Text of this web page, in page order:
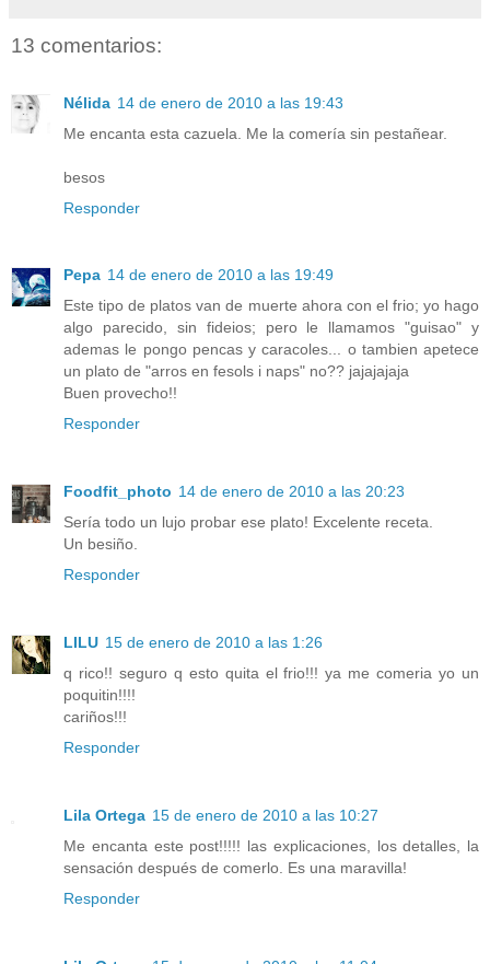
13 comentarios:
Nélida 14 de enero de 2010 a las 19:43
Me encanta esta cazuela. Me la comería sin pestañear.
besos
Responder
Pepa 14 de enero de 2010 a las 19:49
Este tipo de platos van de muerte ahora con el frio; yo hago
algo parecido, sin fideios; pero le llamamos "guisao" y
ademas le pongo pencas y caracoles... o tambien apetece
un plato de "arros en fesols i naps" no?? jajajajaja
Buen provecho!!
Responder
Foodfit_photo 14 de enero de 2010 a las 20:23
Sería todo un lujo probar ese plato! Excelente receta.
Un besiño.
Responder
LILU 15 de enero de 2010 a las 1:26
q rico!! seguro q esto quita el frio!!! ya me comeria yo un
poquitin!!!!
cariños!!!
Responder
Lila Ortega 15 de enero de 2010 a las 10:27
Me encanta este post!!!!! las explicaciones, los detalles, la
sensación después de comerlo. Es una maravilla!
Responder